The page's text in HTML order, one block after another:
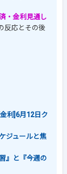
・金利見通し
反応とその後
利]6月12日ク
ジュールと焦
』と『今週の